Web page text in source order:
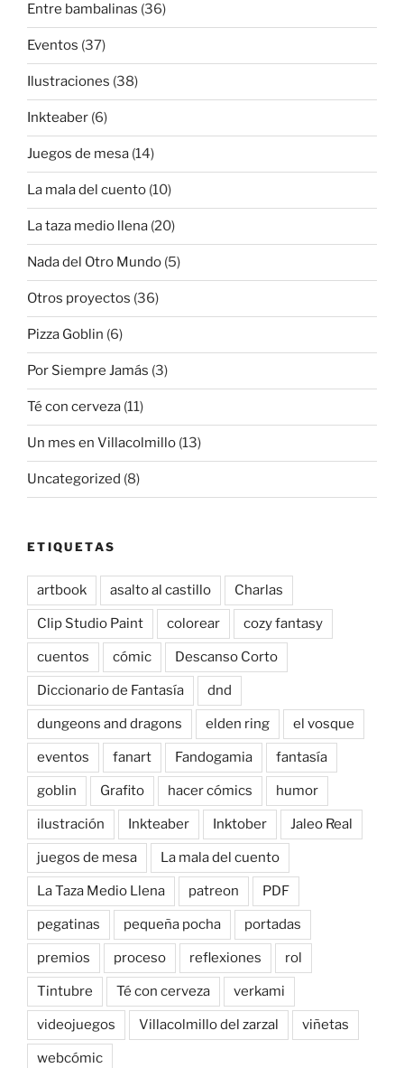
Entre bambalinas (36)
Eventos (37)
Ilustraciones (38)
Inkteaber (6)
Juegos de mesa (14)
La mala del cuento (10)
La taza medio llena (20)
Nada del Otro Mundo (5)
Otros proyectos (36)
Pizza Goblin (6)
Por Siempre Jamás (3)
Té con cerveza (11)
Un mes en Villacolmillo (13)
Uncategorized (8)
ETIQUETAS
artbook asalto al castillo Charlas
Clip Studio Paint colorear cozy fantasy
cuentos cómic Descanso Corto
Diccionario de Fantasía dnd
dungeons and dragons elden ring el vosque
eventos fanart Fandogamia fantasía
goblin Grafito hacer cómics humor
ilustración Inkteaber Inktober Jaleo Real
juegos de mesa La mala del cuento
La Taza Medio Llena patreon PDF
pegatinas pequeña pocha portadas
premios proceso reflexiones rol
Tintubre Té con cerveza verkami
videojuegos Villacolmillo del zarzal viñetas
webcómic